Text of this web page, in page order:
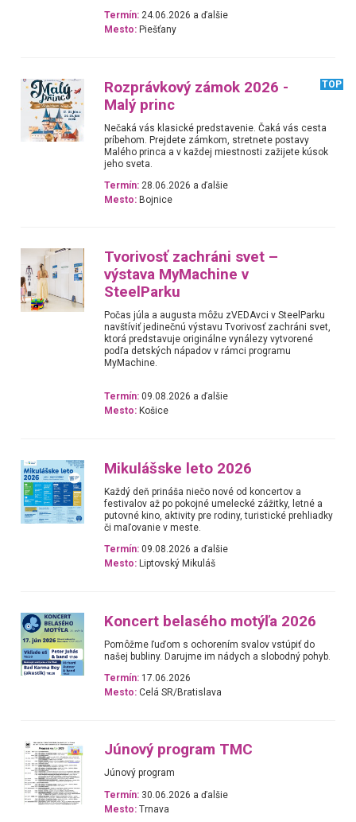
Termín: 24.06.2026 a ďalšie
Mesto: Piešťany
Rozprávkový zámok 2026 -
Malý princ
TOP
Nečaká vás klasické predstavenie. Čaká vás cesta
príbehom. Prejdete zámkom, stretnete postavy
Malého princa a v každej miestnosti zažijete kúsok
jeho sveta.
Termín: 28.06.2026 a ďalšie
Mesto: Bojnice
Tvorivosť zachráni svet –
výstava MyMachine v
SteelParku
Počas júla a augusta môžu zVEDAvci v SteelParku
navštíviť jedinečnú výstavu Tvorivosť zachráni svet,
ktorá predstavuje originálne vynálezy vytvorené
podľa detských nápadov v rámci programu
MyMachine.
Termín: 09.08.2026 a ďalšie
Mesto: Košice
Mikulášske leto 2026
Každý deň prináša niečo nové od koncertov a
festivalov až po pokojné umelecké zážitky, letné a
putovné kino, aktivity pre rodiny, turistické prehliadky
či maľovanie v meste.
Termín: 09.08.2026 a ďalšie
Mesto: Liptovský Mikuláš
Koncert belasého motýľa 2026
Pomôžme ľuďom s ochorením svalov vstúpiť do
našej bubliny. Darujme im nádych a slobodný pohyb.
Termín: 17.06.2026
Mesto: Celá SR/Bratislava
Júnový program TMC
Júnový program
Termín: 30.06.2026 a ďalšie
Mesto: Trnava